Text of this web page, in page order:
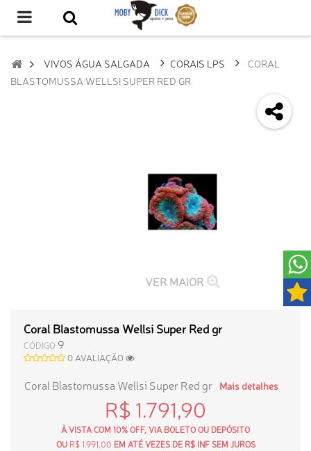
VIVOS ÁGUA SALGADA CORAIS LPS
CORAL
BLASTOMUSSA WELLSI SUPER RED GR
VER MAIOR
Coral Blastomussa Wellsi Super Red gr
CÓDIGO 9
0 AVALIAÇÃO
Coral Blastomussa Wellsi Super Red gr Mais detalhes
R$ 1.791,90
À VISTA COM 10% OFF, VIA BOLETO OU DEPÓSITO
OU R$ 1.991,00 EM ATÉ VEZES DE R$ INF SEM JUROS